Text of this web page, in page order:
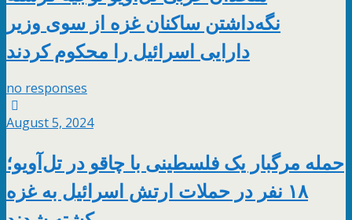
نگه‌داشتن ساکنان غزه از سوی وزیر
دارایی اسرائیل را محکوم کردند
no responses
August 5, 2024
حمله مرگبار یک فلسطینی با چاقو در تل‌آویو؛
۱۸ نفر در حملات ارتش اسرائیل به غزه